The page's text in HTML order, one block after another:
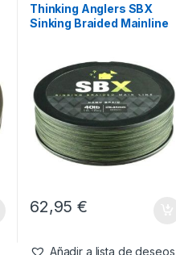
Thinking Anglers SBX
Sinking Braided Mainline
62,95€
Añadir a lista de deseos